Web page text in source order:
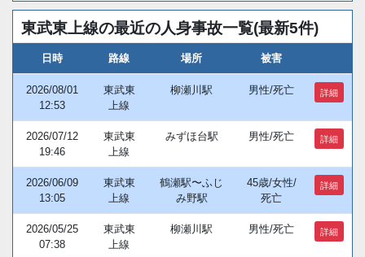
東武東上線の最近の人身事故一覧(最新5件)
日時 路線 場所 被害
2026/08/01
12:53
東武東
上線
柳瀬川駅 男性/死亡 詳細
2026/07/12
19:46
東武東
上線
みずほ台駅 男性/死亡 詳細
2026/06/09
13:05
東武東
上線
鶴瀬駅〜ふじ
み野駅
45歳/女性/
死亡
詳細
2026/05/25
07:38
東武東
上線
柳瀬川駅 男性/死亡 詳細